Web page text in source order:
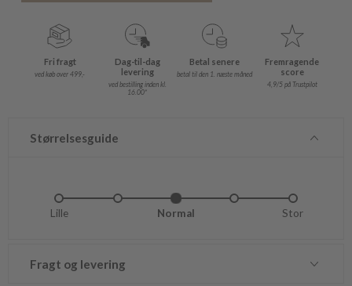
Fri fragt
ved køb over 499,-
Dag-til-dag
levering
ved bestilling inden kl.
16.00*
Betal senere
betal til den 1. næste måned
Fremragende
score
4,9/5 på Trustpilot
Størrelsesguide
Lille Normal Stor
Fragt og levering